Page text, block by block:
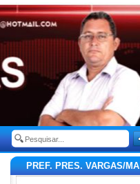
PREF. PRES. VARGAS/MA